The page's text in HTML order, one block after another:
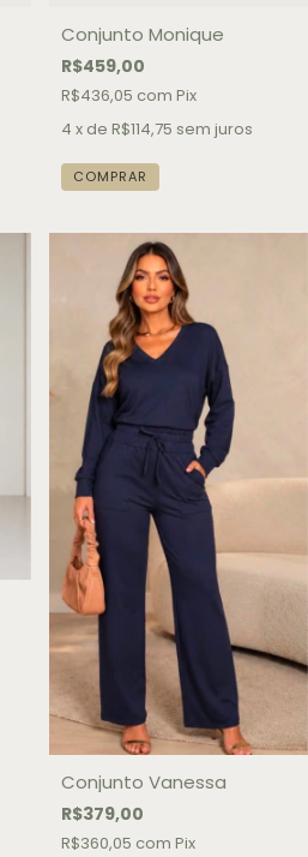
Conjunto Monique
R$459,00
R$436,05 com Pix
4 x de R$114,75 sem juros
COMPRAR
Conjunto Vanessa
R$379,00
R$360,05 com Pix